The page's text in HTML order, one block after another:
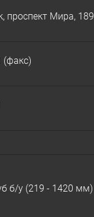
проспект Мира, 189
(факс)
б/у (219 - 1420 мм)